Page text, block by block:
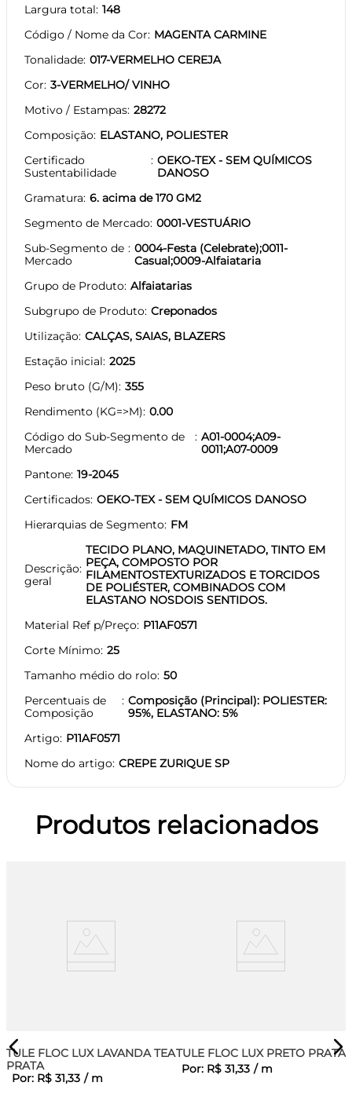
Largura total 148
Código / Nome da Cor MAGENTA CARMINE
Tonalidade 017-VERMELHO CEREJA
Cor 3-VERMELHO/ VINHO
Motivo / Estampas 28272
Composição ELASTANO, POLIESTER
Certificado
Sustentabilidade
OEKO-TEX - SEM QUÍMICOS
DANOSO
Gramatura 6. acima de 170 GM2
Segmento de Mercado 0001-VESTUÁRIO
Sub-Segmento de
Mercado
0004-Festa (Celebrate);0011-
Casual;0009-Alfaiataria
Grupo de Produto Alfaiatarias
Subgrupo de Produto Creponados
Utilização CALÇAS, SAIAS, BLAZERS
Estação inicial 2025
Peso bruto (G/M) 355
Rendimento (KG=>M) 0.00
Código do Sub-Segmento de
Mercado
A01-0004;A09-
0011;A07-0009
Pantone 19-2045
Certificados OEKO-TEX - SEM QUÍMICOS DANOSO
Hierarquias de Segmento FM
Descrição
geral
TECIDO PLANO, MAQUINETADO, TINTO EM
PEÇA, COMPOSTO POR
FILAMENTOSTEXTURIZADOS E TORCIDOS
DE POLIÉSTER, COMBINADOS COM
ELASTANO NOSDOIS SENTIDOS.
Material Ref p/Preço P11AF0571
Corte Mínimo 25
Tamanho médio do rolo 50
Percentuais de
Composição
Composição (Principal): POLIESTER:
95%, ELASTANO: 5%
Artigo P11AF0571
Nome do artigo CREPE ZURIQUE SP
Produtos relacionados
TULE FLOC LUX LAVANDA TEA
PRATA
Por: R$ 31,33 / m
TULE FLOC LUX PRETO PRATA
Por: R$ 31,33 / m